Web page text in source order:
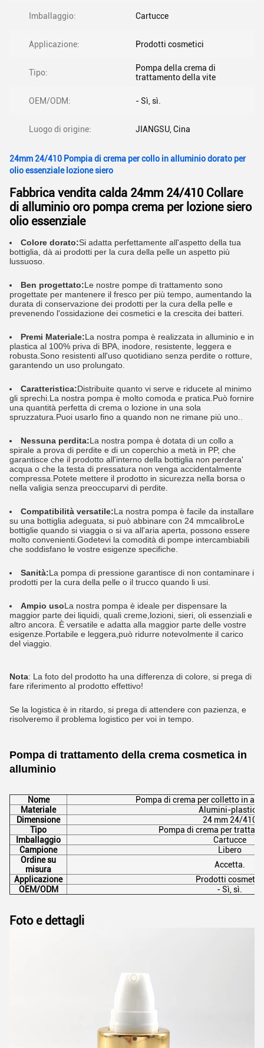
Imballaggio: Cartucce
Applicazione: Prodotti cosmetici
Tipo:
Pompa della crema di
trattamento della vite
OEM/ODM: - Sì, sì.
Luogo di origine: JIANGSU, Cina
24mm 24/410 Pompia di crema per collo in alluminio dorato per
olio essenziale lozione siero
Fabbrica vendita calda 24mm 24/410 Collare
di alluminio oro pompa crema per lozione siero
olio essenziale
Colore dorato:Si adatta perfettamente all'aspetto della tua
bottiglia, dà ai prodotti per la cura della pelle un aspetto più
lussuoso.
Ben progettato:Le nostre pompe di trattamento sono
progettate per mantenere il fresco per più tempo, aumentando la
durata di conservazione dei prodotti per la cura della pelle e
prevenendo l'ossidazione dei cosmetici e la crescita dei batteri.
Premi Materiale:La nostra pompa è realizzata in alluminio e in
plastica al 100% priva di BPA, inodore, resistente, leggera e
robusta.Sono resistenti all'uso quotidiano senza perdite o rotture,
garantendo un uso prolungato.
Caratteristica:Distribuite quanto vi serve e riducete al minimo
gli sprechi.La nostra pompa è molto comoda e pratica.Può fornire
una quantità perfetta di crema o lozione in una sola
spruzzatura.Puoi usarlo fino a quando non ne rimane più uno..
Nessuna perdita:La nostra pompa è dotata di un collo a
spirale a prova di perdite e di un coperchio a metà in PP, che
garantisce che il prodotto all'interno della bottiglia non perdera'
acqua o che la testa di pressatura non venga accidentalmente
compressa.Potete mettere il prodotto in sicurezza nella borsa o
nella valigia senza preoccuparvi di perdite.
Compatibilità versatile:La nostra pompa è facile da installare
su una bottiglia adeguata, si può abbinare con 24 mmcalibroLe
bottiglie quando si viaggia o si va all'aria aperta, possono essere
molto convenienti. Godetevi la comodità di pompe intercambiabili
che soddisfano le vostre esigenze specifiche.
Sanità:La pompa di pressione garantisce di non contaminare i
prodotti per la cura della pelle o il trucco quando li usi.
Ampio usoLa nostra pompa è ideale per dispensare la
maggior parte dei liquidi, quali creme,lozioni, sieri, oli essenziali e
altro ancora. È versatile e adatta alla maggior parte delle vostre
esigenze.Portabile e leggera,può ridurre notevolmente il carico
del viaggio.
Nota: La foto del prodotto ha una differenza di colore, si prega di
fare riferimento al prodotto effettivo!
Se la logistica è in ritardo, si prega di attendere con pazienza, e
risolveremo il problema logistico per voi in tempo.
Pompa di trattamento della crema cosmetica in
alluminio
Nome
Pompa di crema per colletto in
Materiale
Alumini-plastico
Dimensione
24 mm 24/410
Tipo
Pompa di crema per
Imballaggio
Cartucce
Campione
Libero
Ordine su
misura
Accetta.
Applicazione
Prodotti cosmetici
OEM/ODM
- Sì, sì.
Foto e dettagli